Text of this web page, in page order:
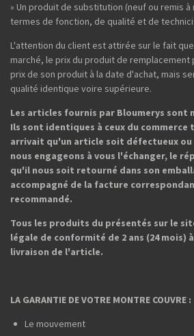
» Un produit de substitution (neuf ou remis
termes de fonction, de qualité et de
L'attention du client est attirée sur le fait
marché, le prix du produit de
prix de son produit à la date d'achat, mais
qualité identique voire supérieure.
Les articles fournis par Bloumerys sont
Ils sont identiques à ceux du
arrivait qu'un article soit défectueux ou
nous engageons à vous l'échanger, le
qu'il nous soit retourné dans son
accompagné de la facture
recommandé.
Tous les produits du présentés sur le
légale de conformité de 2 ans (24 mois)
livraison de l'article.
LA GARANTIE DE VOTRE MONTRE COUVRE :
Le mouvement